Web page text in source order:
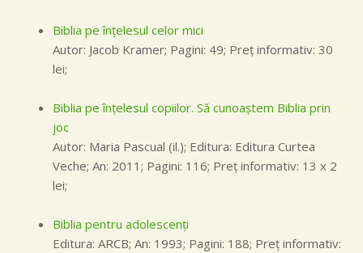
Biblia pe înţelesul celor mici
Autor: Jacob Kramer; Pagini: 49; Preţ informativ: 30
lei;
Biblia pe înţelesul copiilor. Să cunoaştem Biblia prin
joc
Autor: Maria Pascual (il.); Editura: Editura Curtea
Veche; An: 2011; Pagini: 116; Preţ informativ: 13 x 2
lei;
Biblia pentru adolescenţi
Editura: ARCB; An: 1993; Pagini: 188; Preţ informativ: